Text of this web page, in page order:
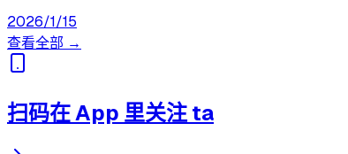
2026/1/15
查看全部 →
扫码在 App 里关注 ta